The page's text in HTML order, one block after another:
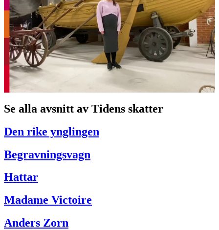
Se alla avsnitt av Tidens skatter
Den rike ynglingen
Begravningsvagn
Hattar
Madame Victoire
Anders Zorn